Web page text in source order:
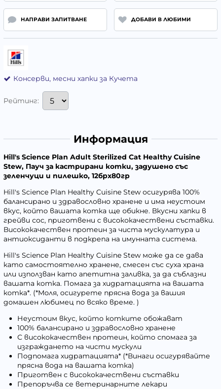
НАПРАВИ ЗАПИТВАНЕ ДОБАВИ В ЛЮБИМИ
Консерви, месни хапки за Кучета
Рейтинг:
Информация
Hill's Science Plan Adult Sterilized Cat Healthy Cuisine
Stew, Пауч за кастрирани котки, задушено със
зеленчуци и пилешко, 12брх80гр
Hill's Science Plan Healthy Cuisine Stew осигурява 100%
балансирано и здравословно хранене и има неустоим
вкус, който вашата котка ще обикне. Вкусни хапки в
грейви сос, приготвени с висококачествени съставки.
Висококачествен протеин за чиста мускулатура и
антиоксиданти в подкрепа на имунната система.
Hill's Science Plan Healthy Cuisine Stew може да се дава
като самостоятелно хранене, смесен със суха храна
или използван като апетитна заливка, за да съблазни
вашата котка. Помага за хидратацията на вашата
котка*. (*Моля, осигурете прясна вода за вашия
домашен любимец по всяко време. )
Неустоим вкус, който котките обожават
100% балансирано и здравословно хранене
С висококачествен протеин, който спомага за
изграждането на чисти мускули
Подпомага хидратацията* (*Винаги осигурявайте
прясна вода на вашата котка)
Приготвен с висококачествени съставки
Препоръчва се ветеринарните лекари